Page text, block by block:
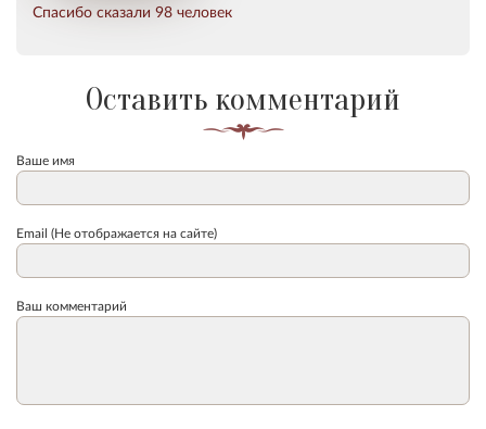
Спасибо сказали 98 человек
Оставить комментарий
Ваше имя
Email (Не отображается на сайте)
Ваш комментарий